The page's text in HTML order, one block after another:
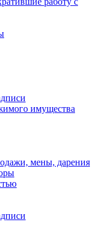
имущества
мены, дарения